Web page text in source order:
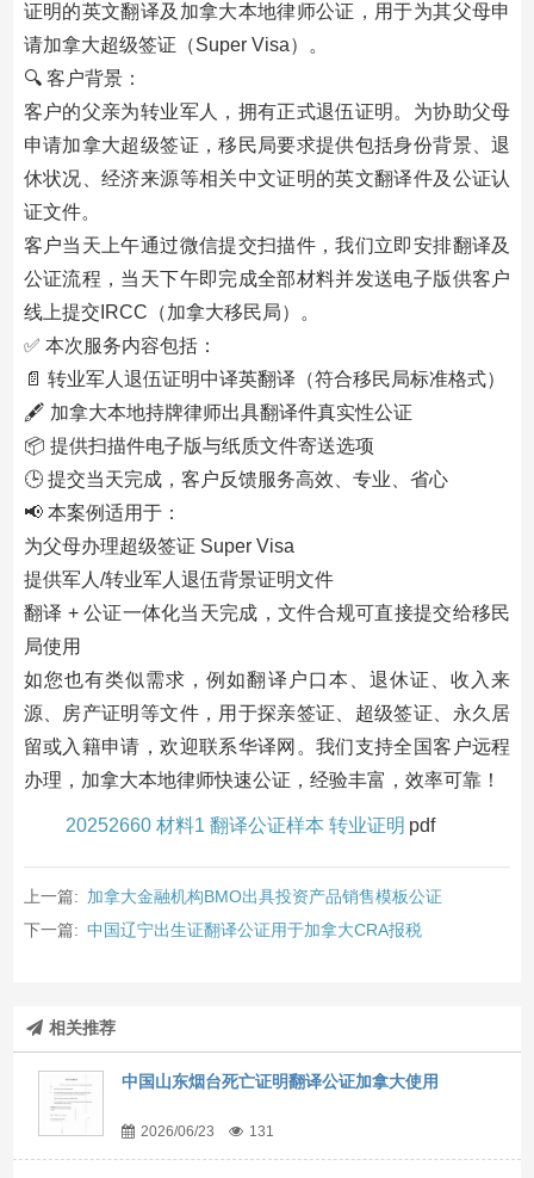
证明的英文翻译及加拿大本地律师公证，用于为其父母申
请加拿大超级签证（Super Visa）。
🔍 客户背景：
客户的父亲为转业军人，拥有正式退伍证明。为协助父母
申请加拿大超级签证，移民局要求提供包括身份背景、退
休状况、经济来源等相关中文证明的英文翻译件及公证认
证文件。
客户当天上午通过微信提交扫描件，我们立即安排翻译及
公证流程，当天下午即完成全部材料并发送电子版供客户
线上提交IRCC（加拿大移民局）。
✅ 本次服务内容包括：
📄 转业军人退伍证明中译英翻译（符合移民局标准格式）
🖋 加拿大本地持牌律师出具翻译件真实性公证
📦 提供扫描件电子版与纸质文件寄送选项
🕒 提交当天完成，客户反馈服务高效、专业、省心
📢 本案例适用于：
为父母办理超级签证 Super Visa
提供军人/转业军人退伍背景证明文件
翻译 + 公证一体化当天完成，文件合规可直接提交给移民
局使用
如您也有类似需求，例如翻译户口本、退休证、收入来
源、房产证明等文件，用于探亲签证、超级签证、永久居
留或入籍申请，欢迎联系华译网。我们支持全国客户远程
办理，加拿大本地律师快速公证，经验丰富，效率可靠！
20252660 材料1 翻译公证样本 转业证明 pdf
上一篇: 加拿大金融机构BMO出具投资产品销售模板公证
下一篇: 中国辽宁出生证翻译公证用于加拿大CRA报税
相关推荐
中国山东烟台死亡证明翻译公证加拿大使用
2026/06/23 131